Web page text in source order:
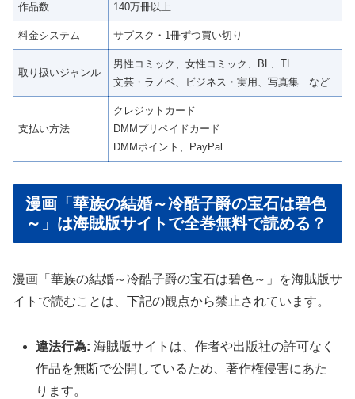
作品数 140万冊以上
料金システム サブスク・1冊ずつ買い切り
取り扱いジャンル
男性コミック、女性コミック、BL、TL
文芸・ラノベ、ビジネス・実用、写真集 など
支払い方法
クレジットカード
DMMプリペイドカード
DMMポイント、PayPal
漫画「華族の結婚～冷酷子爵の宝石は碧色
～」は海賊版サイトで全巻無料で読める？
漫画「華族の結婚～冷酷子爵の宝石は碧色～」を海賊版サ
イトで読むことは、下記の観点から禁止されています。
違法行為: 海賊版サイトは、作者や出版社の許可なく
作品を無断で公開しているため、著作権侵害にあた
ります。